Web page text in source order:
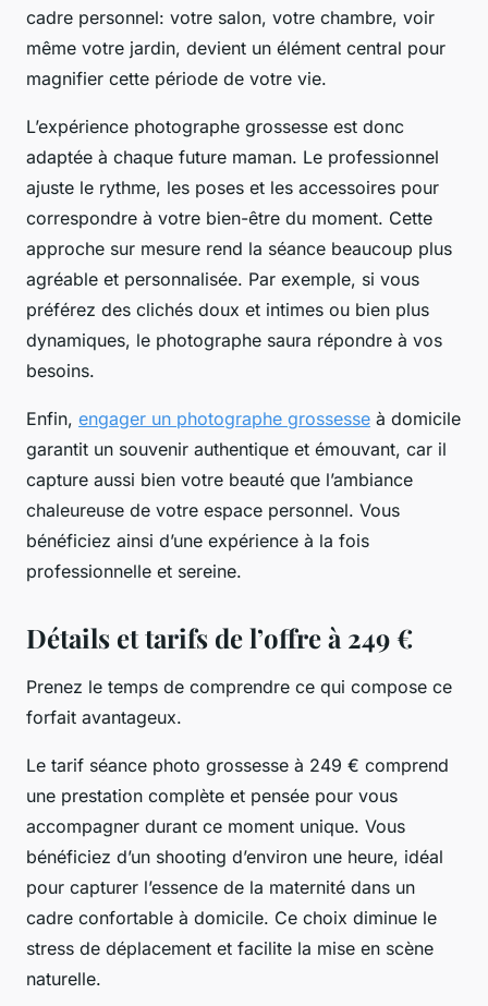
cadre personnel: votre salon, votre chambre, voir
même votre jardin, devient un élément central pour
magnifier cette période de votre vie.
L’expérience photographe grossesse est donc
adaptée à chaque future maman. Le professionnel
ajuste le rythme, les poses et les accessoires pour
correspondre à votre bien-être du moment. Cette
approche sur mesure rend la séance beaucoup plus
agréable et personnalisée. Par exemple, si vous
préférez des clichés doux et intimes ou bien plus
dynamiques, le photographe saura répondre à vos
besoins.
Enfin, engager un photographe grossesse à domicile
garantit un souvenir authentique et émouvant, car il
capture aussi bien votre beauté que l’ambiance
chaleureuse de votre espace personnel. Vous
bénéficiez ainsi d’une expérience à la fois
professionnelle et sereine.
Détails et tarifs de l’offre à 249 €
Prenez le temps de comprendre ce qui compose ce
forfait avantageux.
Le tarif séance photo grossesse à 249 € comprend
une prestation complète et pensée pour vous
accompagner durant ce moment unique. Vous
bénéficiez d’un shooting d’environ une heure, idéal
pour capturer l’essence de la maternité dans un
cadre confortable à domicile. Ce choix diminue le
stress de déplacement et facilite la mise en scène
naturelle.